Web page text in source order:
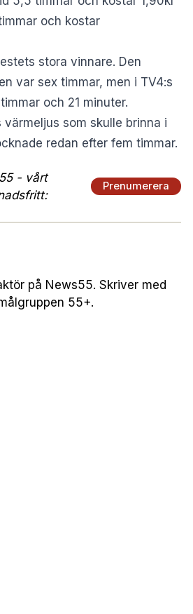
och kostar
stora vinnare. Den
var sex timmar, men i TV4:s
och 21 minuter.
värmeljus som skulle brinna i
redan efter fem timmar.
- vårt
Prenumerera
på News55. Skriver med
55+.